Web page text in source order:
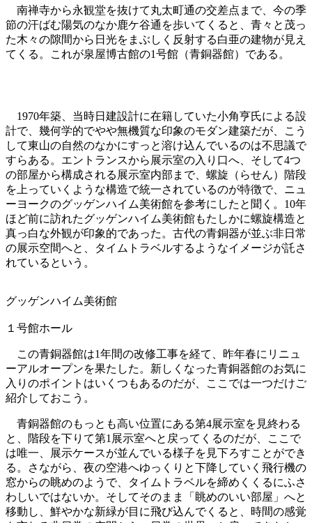
南禅寺から永観堂を抜けて丸太町通の交差点まで、今の季
節の汗ばむ陽気のなか鹿ケ谷通を歩いてくると、青々と茂っ
た木々の隙間から日光をまぶしく反射する白亜の建物が見え
てくる。これが泉屋博古館の1号館（青銅器館）である。
1970年築、当時日建設計に在籍していた小角亨氏による設
計で、幾何学的でやや無機質な印象のモダン建築だが、こう
して東山の自然のなかにすっと溶け込んでいるのは不思議で
すらある。エントランスから展示室の入り口へ、そして4つ
の部屋から構成される展示室内部まで、螺旋（らせん）階段
を上っていくような構造で統一されているのが特徴で、ニュ
ーヨークのグッゲンハイム美術館を参考にしたと聞く。10年
ほど前に訪れたグッゲンハイム美術館もたしかに螺旋構造と
真っ白な外観が印象的であった。古代の青銅器が並ぶ非日常
の展示空間へと、タイムトラベルするようなイメージが託さ
れているという。
グッゲンハイム美術館
１号館ホール
この青銅器館は1年間の改修工事を経て、昨年春にリニュ
ーアルオープンを果たした。新しくなった青銅器館のお気に
入りのポイントはいくつもあるのだが、ここでは一つだけご
紹介しておこう。
青銅器館のもっとも高い位置にある第4展示室を見終わる
と、階段を下りて第1展示室へと戻ってくるのだが、ここで
は唯一、展示ケースが並んでいる様子を見下ろすことができ
る。さながら、夜の空港へゆっくりと下降していく飛行機の
窓からの眺めのようで、タイムトラベルを締めくくるにふさ
わしいではないか。そしてそのまま「眺めのいい部屋」へと
移動し、鮮やかな新緑が目に飛び込んでくると、時間の感覚